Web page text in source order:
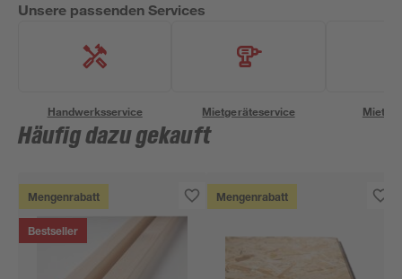
Unsere passenden Services
Handwerksservice Mietgeräteservice
Häufig dazu gekauft
Mengenrabatt
Bestseller
Mengenrabatt